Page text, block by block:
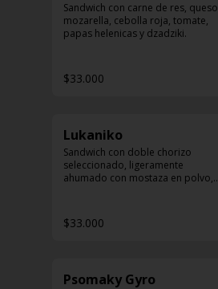
Sandwich con carne de res, queso
mozarella, cebolla roja, tomate,
papas helenicas y dzadziki.
$33.000
Lukaniko
Sandwich con doble chorizo
seleccionado, ligeramente
ahumado con mostaza en polvo,
$33.000
Psomaky Gyro